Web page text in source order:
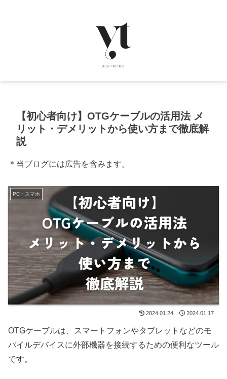
【初心者向け】OTGケーブルの活用法 メ
リット・デメリットから使い方まで徹底解
説
＊当ブログには広告を含みます。
PC・スマホ
2024.01.24 2024.01.17
OTGケーブルは、スマートフォンやタブレットなどのモ
バイルデバイスに外部機器を接続するための便利なツール
です。